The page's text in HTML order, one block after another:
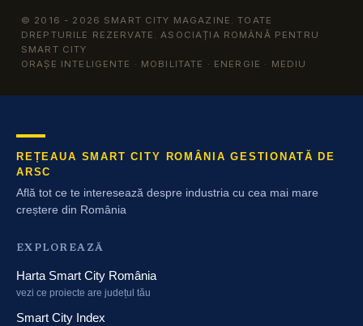
© 2016 - 2026 SMART CITY MAGAZINE. TOATE
DREPTURILE REZERVATE. ASOCIAȚIA ROMÂNĂ PENTRU
SMART CITY
ORAȘE INTELIGENTE · MOBILITATE · ENERGIE · MEDIU
REȚEAUA SMART CITY ROMÂNIA GESTIONATĂ DE
ARSC
Află tot ce te interesează despre industria cu cea mai mare
creștere din România
EXPLOREAZĂ
Harta Smart City România
vezi ce proiecte are județul tău
Smart City Index